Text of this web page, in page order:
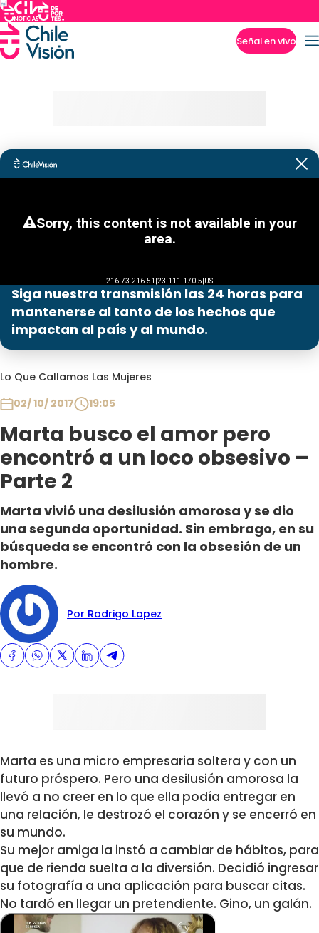
Señal en vivo
Siga nuestra transmisión las 24 horas para
mantenerse al tanto de los hechos que
impactan al país y al mundo.
Lo Que Callamos Las Mujeres
02/ 10/ 2017
19:05
Marta busco el amor pero
encontró a un loco obsesivo –
Parte 2
Marta vivió una desilusión amorosa y se dio
una segunda oportunidad. Sin embrago, en su
búsqueda se encontró con la obsesión de un
hombre.
Por Rodrigo Lopez
Marta es una micro empresaria soltera y con un
futuro próspero. Pero una desilusión amorosa la
llevó a no creer en lo que ella podía entregar en
una relación, le destrozó el corazón y se encerró en
su mundo.
Su mejor amiga la instó a cambiar de hábitos, para
que de rienda suelta a la diversión. Decidió ingresar
su fotografía a una aplicación para buscar citas.
No tardó en llegar un pretendiente. Gino, un galán.
Programas
Contigo en Directo
Plan Perfecto
Sabingo
Todos Los Programas